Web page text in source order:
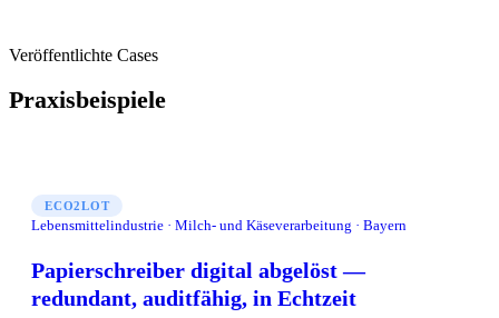
Veröffentlichte Cases
Praxisbeispiele
ECO2LOT
Lebensmittelindustrie · Milch- und Käseverarbeitung · Bayern
Papierschreiber digital abgelöst —
redundant, auditfähig, in Echtzeit